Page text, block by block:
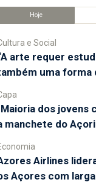
Hoje
e Social
arte requer
uma forma
dos jovens
manchete do
Airlines
Açores com